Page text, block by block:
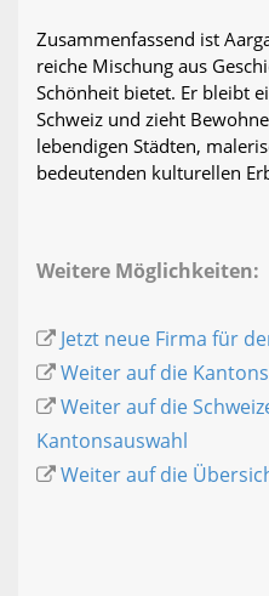
Zusammenfassend ist
reiche Mischung aus
Schönheit bietet. Er bleibt
Schweiz und zieht
lebendigen Städten,
bedeutenden kulturellen
Weitere Möglichkeiten:
Jetzt neue Firma für
Weiter auf die
Weiter auf die
Kantonsauswahl
Weiter auf die